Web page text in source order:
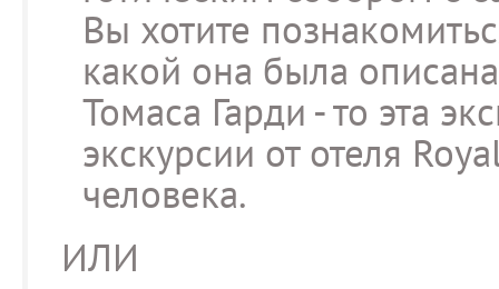
Вы хотите
какой она была
Томаса Гарди - то эта
экскурсии от отеля
человека.
ИЛИ